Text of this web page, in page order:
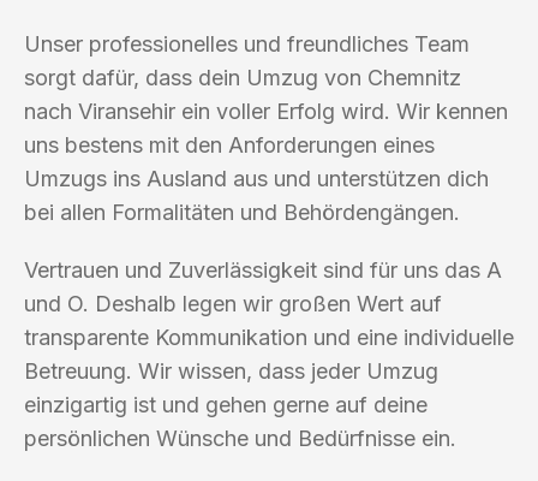
Unser professionelles und freundliches Team
sorgt dafür, dass dein Umzug von Chemnitz
nach Viransehir ein voller Erfolg wird. Wir kennen
uns bestens mit den Anforderungen eines
Umzugs ins Ausland aus und unterstützen dich
bei allen Formalitäten und Behördengängen.
Vertrauen und Zuverlässigkeit sind für uns das A
und O. Deshalb legen wir großen Wert auf
transparente Kommunikation und eine individuelle
Betreuung. Wir wissen, dass jeder Umzug
einzigartig ist und gehen gerne auf deine
persönlichen Wünsche und Bedürfnisse ein.